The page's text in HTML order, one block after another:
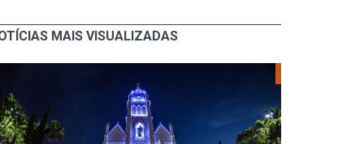
MAIS VISUALIZADAS